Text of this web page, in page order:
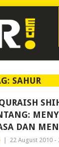
SAHUR
DAN
22 August 2010 -